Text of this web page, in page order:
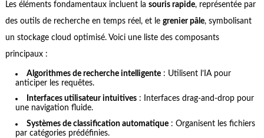
Les éléments fondamentaux incluent la souris rapide, représentée par
des outils de recherche en temps réel, et le grenier pâle, symbolisant
un stockage cloud optimisé. Voici une liste des composants
principaux :
Algorithmes de recherche intelligente : Utilisent l’IA pour
anticiper les requêtes.
Interfaces utilisateur intuitives : Interfaces drag-and-drop pour
une navigation fluide.
Systèmes de classification automatique : Organisent les fichiers
par catégories prédéfinies.